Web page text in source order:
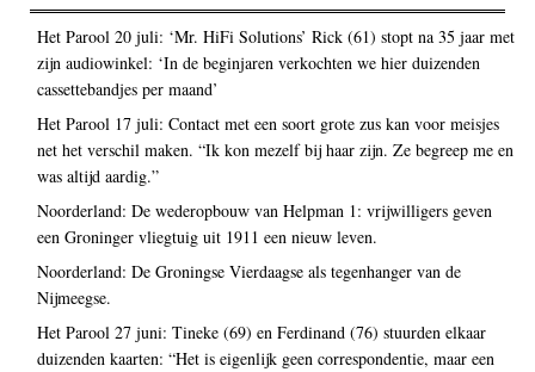
Het Parool 20 juli: ‘Mr. HiFi Solutions’ Rick (61) stopt na 35 jaar met
zijn audiowinkel: ‘In de beginjaren verkochten we hier duizenden
cassettebandjes per maand’
Het Parool 17 juli: Contact met een soort grote zus kan voor meisjes
net het verschil maken. “Ik kon mezelf bij haar zijn. Ze begreep me en
was altijd aardig.”
Noorderland: De wederopbouw van Helpman 1: vrijwilligers geven
een Groninger vliegtuig uit 1911 een nieuw leven.
Noorderland: De Groningse Vierdaagse als tegenhanger van de
Nijmeegse.
Het Parool 27 juni: Tineke (69) en Ferdinand (76) stuurden elkaar
duizenden kaarten: “Het is eigenlijk geen correspondentie, maar een